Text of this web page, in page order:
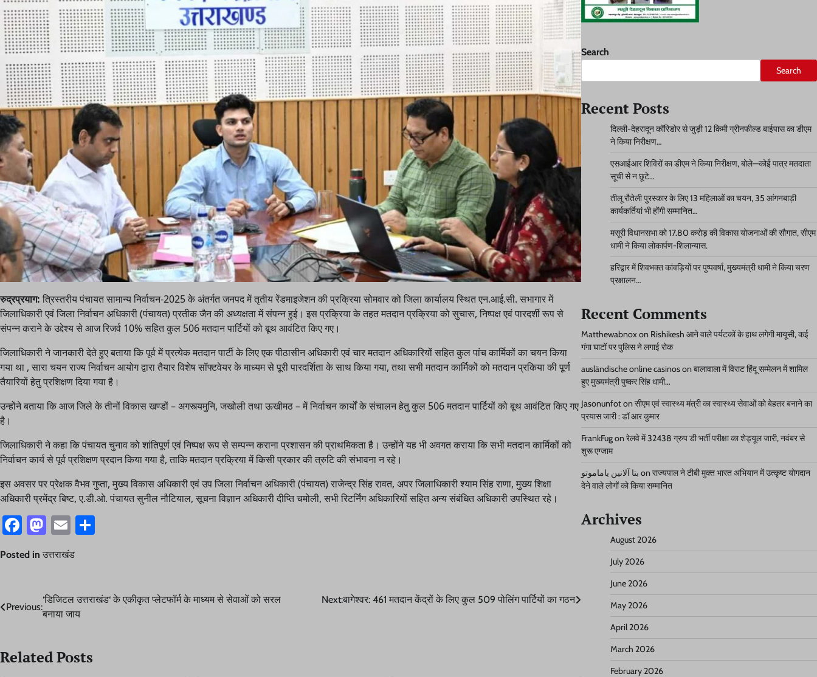
रुद्रप्रयाग: त्रिस्तरीय पंचायत सामान्य निर्वाचन-2025 के अंतर्गत जनपद में तृतीय रेंडमाइजेशन की प्रक्रिया सोमवार को जिला कार्यालय स्थित एन.आई.सी. सभागार में
जिलाधिकारी एवं जिला निर्वाचन अधिकारी (पंचायत) प्रतीक जैन की अध्यक्षता में संपन्न हुई। इस प्रक्रिया के तहत मतदान प्रक्रिया को सुचारू, निष्पक्ष एवं पारदर्शी रूप से
संपन्न कराने के उद्देश्य से आज रिजर्व 10% सहित कुल 506 मतदान पार्टियों को बूथ आवंटित किए गए।
जिलाधिकारी ने जानकारी देते हुए बताया कि पूर्व में प्रत्येक मतदान पार्टी के लिए एक पीठासीन अधिकारी एवं चार मतदान अधिकारियों सहित कुल पांच कार्मिकों का चयन किया
गया था , सारा चयन राज्य निर्वाचन आयोग द्वारा तैयार विशेष सॉफ्टवेयर के माध्यम से पूरी पारदर्शिता के साथ किया गया, तथा सभी मतदान कार्मिकों को मतदान प्रकिया की पूर्ण
तैयारियों हेतु प्रशिक्षण दिया गया है।
उन्होंने बताया कि आज जिले के तीनों विकास खण्डों – अगस्त्यमुनि, जखोली तथा ऊखीमठ – में निर्वाचन कार्यों के संचालन हेतु कुल 506 मतदान पार्टियों को बूथ आवंटित किए गए
है।
जिलाधिकारी ने कहा कि पंचायत चुनाव को शांतिपूर्ण एवं निष्पक्ष रूप से सम्पन्न कराना प्रशासन की प्राथमिकता है। उन्होंने यह भी अवगत कराया कि सभी मतदान कार्मिकों को
निर्वाचन कार्य से पूर्व प्रशिक्षण प्रदान किया गया है, ताकि मतदान प्रक्रिया में किसी प्रकार की त्रुटि की संभावना न रहे।
इस अवसर पर प्रेक्षक वैभव गुप्ता, मुख्य विकास अधिकारी एवं उप जिला निर्वाचन अधिकारी (पंचायत) राजेन्द्र सिंह रावत, अपर जिलाधिकारी श्याम सिंह राणा, मुख्य शिक्षा
अधिकारी प्रमेंद्र बिष्ट, ए.डी.ओ. पंचायत सुनील नौटियाल, सूचना विज्ञान अधिकारी दीप्ति चमोली, सभी रिटर्निंग अधिकारियों सहित अन्य संबंधित अधिकारी उपस्थित रहे।
Facebook
Mastodon
Email
Posted in उत्तराखंड
Post
Previous:
‘डिजिटल उत्तराखंड‘ के एकीकृत प्लेटफॉर्म के माध्यम से सेवाओं को सरल
बनाया जाय
Next:बागेश्वर: 461 मतदान केंद्रों के लिए कुल 509 पोलिंग पार्टियों का गठन
Related Posts
Search
Search
Recent Posts
दिल्ली-देहरादून कॉरिडोर से जुड़ी 12 किमी ग्रीनफील्ड बाईपास का डीएम
ने किया निरीक्षण…
एसआईआर शिविरों का डीएम ने किया निरीक्षण, बोले—कोई पात्र मतदाता
सूची से न छूटे…
तीलू रौतेली पुरस्कार के लिए 13 महिलाओं का चयन, 35 आंगनबाड़ी
कार्यकर्तियां भी होंगी सम्मानित…
मसूरी विधानसभा को 17.80 करोड़ की विकास योजनाओं की सौगात, सीएम
धामी ने किया लोकार्पण-शिलान्यास.
हरिद्वार में शिवभक्त कांवड़ियों पर पुष्पवर्षा, मुख्यमंत्री धामी ने किया चरण
प्रक्षालन…
Recent Comments
Matthewabnoxon Rishikesh आने वाले पर्यटकों के हाथ लगेगी मायूसी, कई
गंगा घाटों पर पुलिस ने लगाई रोक
ausländische online casinosonबालावाला में विराट हिंदू सम्मेलन में शामिल
हुए मुख्यमंत्री पुष्कर सिंह धामी…
Jasonunfotonसीएम एवं स्वास्थ्य मंत्री का स्वास्थ्य सेवाओं को बेहतर बनाने का
प्रयास जारी : डॉ आर कुमार
FrankFugonरेलवे में 32438 ग्रुप डी भर्ती परीक्षा का शेड्यूल जारी, नवंबर से
शुरू एग्जाम
بتا آلانین یاماموتو onराज्यपाल ने टीबी मुक्त भारत अभियान में उत्कृष्ट योगदान
देने वाले लोगों को किया सम्मानित
Archives
August 2026
July 2026
June 2026
May 2026
April 2026
March 2026
February 2026